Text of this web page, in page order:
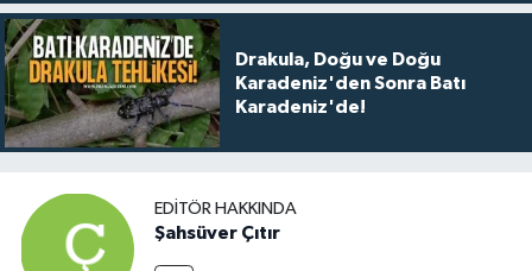
Drakula, Doğu ve Doğu
Karadeniz'den Sonra Batı
Karadeniz'de!
EDITÖR HAKKINDA
Şahsüver Çıtır